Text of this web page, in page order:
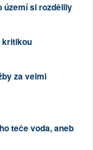
území si rozdělily
kritikou
za velmi
teče voda, aneb